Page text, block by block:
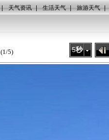
| 天气资讯 | 生活天气 | 旅游天气 |
(1/5) 5秒